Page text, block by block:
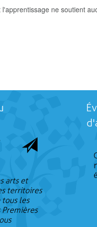
ne soutient
arts et
territoires
tous les